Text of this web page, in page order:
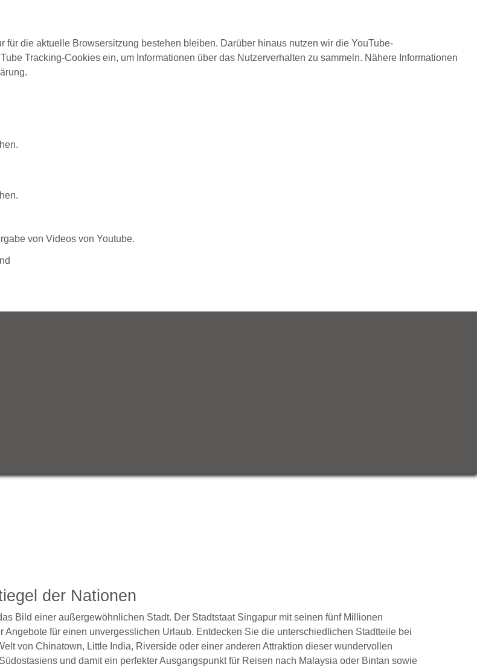
die aktuelle Browsersitzung bestehen bleiben. Darüber hinaus nutzen wir die YouTube-
Tracking-Cookies ein, um Informationen über das Nutzerverhalten zu sammeln. Nähere Informationen
von Videos von Youtube.
der Nationen
Bild einer außergewöhnlichen Stadt. Der Stadtstaat Singapur mit seinen fünf Millionen
für einen unvergesslichen Urlaub. Entdecken Sie die unterschiedlichen Stadtteile bei
von Chinatown, Little India, Riverside oder einer anderen Attraktion dieser wundervollen
und damit ein perfekter Ausgangspunkt für Reisen nach Malaysia oder Bintan sowie